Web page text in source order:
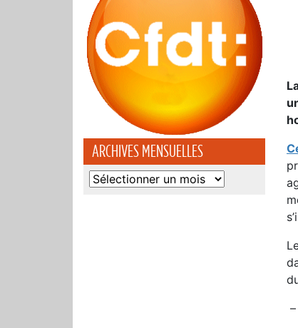
ARCHIVES MENSUELLES
Archives